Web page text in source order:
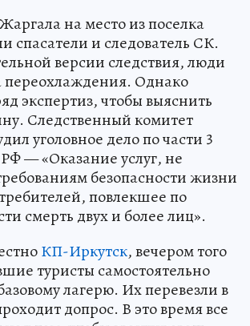
на место из поселка
спасатели и следователь СК.
версии следствия, люди
переохлаждения. Однако
экспертиз, чтобы выяснить
Следственный комитет
уголовное дело по части 3
— «Оказание услуг, не
безопасности жизни
повлекшее по
смерть двух и более лиц».
КП-Иркутск, вечером того
туристы самостоятельно
лагерю. Их перевезли в
допрос. В это время все